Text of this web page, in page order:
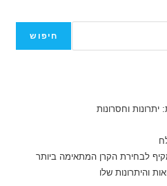
חיפוש
יתרונות וחסרונות
לבחירת הקרן המתאימה ביותר
והיתרונות שלו